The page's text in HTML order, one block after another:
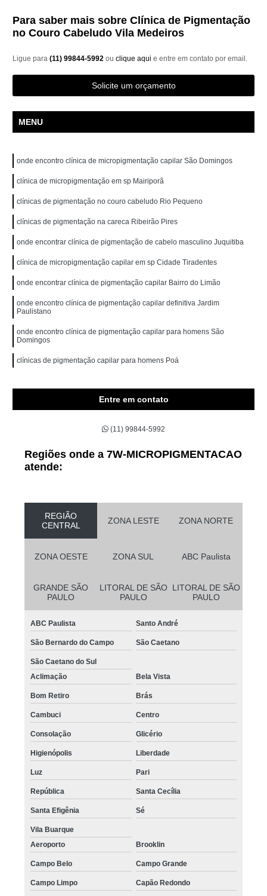
Para saber mais sobre Clínica de Pigmentação
no Couro Cabeludo Vila Medeiros
Ligue para(11) 99844-5992ouclique aqui e entre em contato por email.
Solicite um orçamento
MENU
onde encontro clínica de micropigmentação capilar São Domingos
clínica de micropigmentação em sp Mairiporã
clínicas de pigmentação no couro cabeludo Rio Pequeno
clínicas de pigmentação na careca Ribeirão Pires
onde encontrar clínica de pigmentação de cabelo masculino Juquitiba
clínica de micropigmentação capilar em sp Cidade Tiradentes
onde encontrar clínica de pigmentação capilar Bairro do Limão
onde encontro clínica de pigmentação capilar definitiva Jardim
Paulistano
onde encontro clínica de pigmentação capilar para homens São
Domingos
clínicas de pigmentação capilar para homens Poá
Entre em contato
(11) 99844-5992
Regiões onde a 7W-MICROPIGMENTACAO
atende:
REGIÃO
CENTRAL
ZONA LESTE ZONA NORTE
ZONA OESTE ZONA SUL ABC Paulista
GRANDE SÃO
PAULO
LITORAL DE SÃO
PAULO
LITORAL DE SÃO
PAULO
ABC Paulista Santo André
São Bernardo do Campo São Caetano
São Caetano do Sul
Aclimação
Bela Vista
Bom Retiro Brás
Cambuci Centro
Consolação Glicério
Higienópolis Liberdade
Luz Pari
República Santa Cecília
Santa Efigênia Sé
Vila Buarque
Aeroporto
Brooklin
Campo Belo Campo Grande
Campo Limpo Capão Redondo